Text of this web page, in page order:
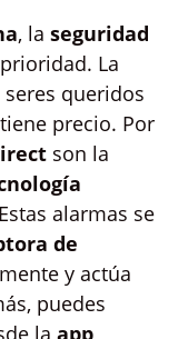
, la seguridad
La
queridos
precio. Por
son la
alarmas se
de
y actúa
puedes
la app